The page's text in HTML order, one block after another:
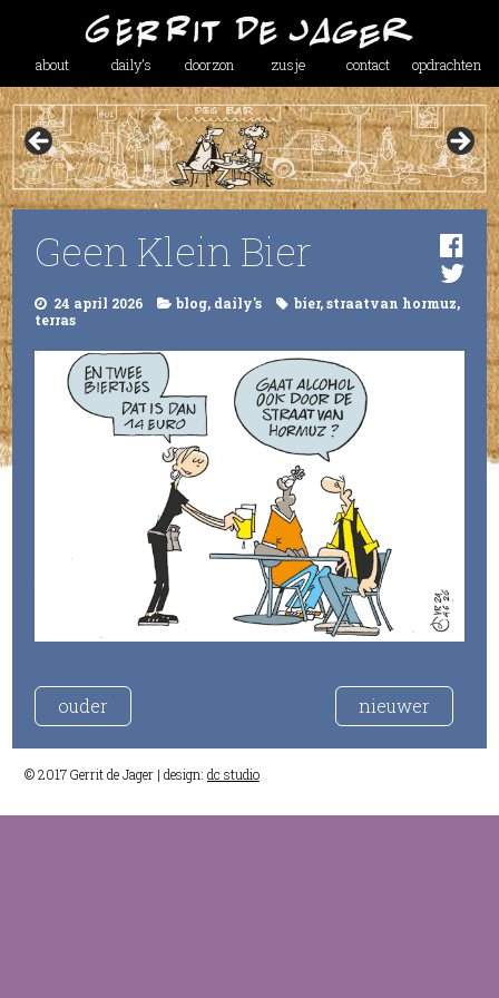
about daily’s doorzon zusje contact opdrachten
Geen Klein Bier
24 april 2026 blog, daily's bier,straatvan hormuz,
terras
ouder nieuwer
© 2017 Gerrit de Jager | design: dc studio